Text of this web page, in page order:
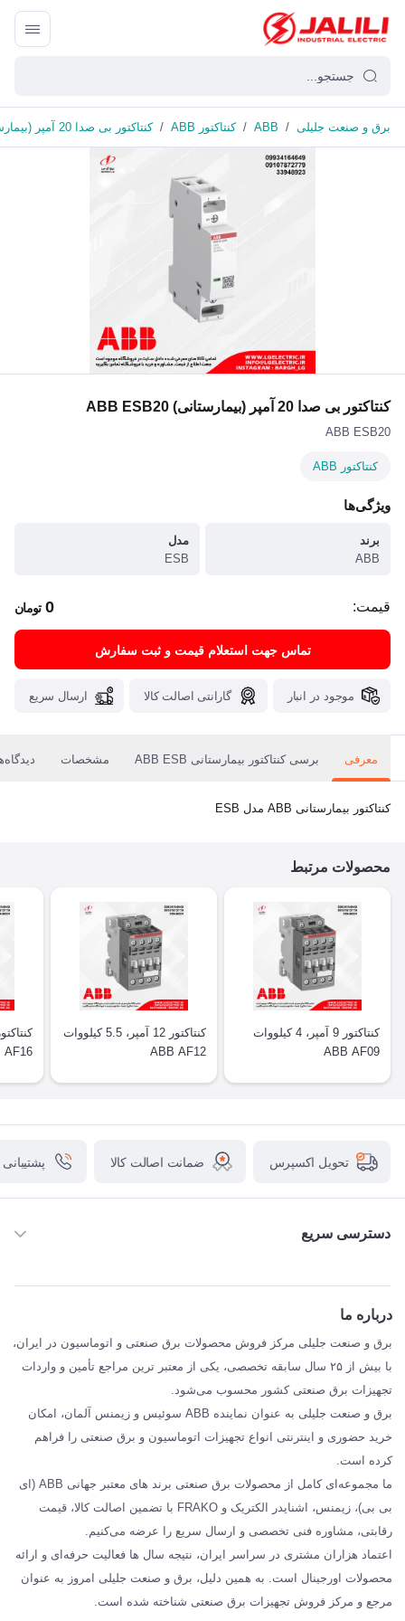
برق و صنعت جلیلی /
ABB
/ کنتاکتور ABB / کنتاکتور بی صدا 20 آمپر (بیمارستانی) ABB ESB20
کنتاکتور بی صدا 20 آمپر (بیمارستانی) ABB ESB20
ABB ESB20
کنتاکتور ABB
ویژگی‌ها
برند
ABB
مدل
ESB
قیمت: 0 تومان
تماس جهت استعلام قیمت و ثبت سفارش
موجود در انبار گارانتی اصالت کالا ارسال سریع
معرفی برسی کنتاکتور بیمارستانی ABB ESB مشخصات
کنتاکتور بیمارستانی ABB مدل ESB
محصولات مرتبط
کنتاکتور 9 آمپر، 4 کیلووات
ABB AF09
کنتاکتور 12 آمپر، 5.5 کیلووات
ABB AF12
AF16
تحویل اکسپرس ضمانت اصالت کالا
دسترسی سریع
SCHNEIDER
فراکو FRAKO
مقالات تخصصی برق صنعتی
درباره ما
برق و صنعت جلیلی مرکز فروش محصولات برق صنعتی و اتوماسیون در ایران،
با بیش از ۲۵ سال سابقه تخصصی، یکی از معتبر ترین مراجع تأمین و واردات
تجهیزات برق صنعتی کشور محسوب می‌شود.
برق و صنعت جلیلی به عنوان نماینده ABB سوئیس و زیمنس آلمان، امکان
خرید حضوری و اینترنتی انواع تجهیزات اتوماسیون و برق صنعتی را فراهم
کرده است.
ما مجموعه‌ای کامل از محصولات برق صنعتی برند های معتبر جهانی ABB (ای
بی بی)، زیمنس، اشنایدر الکتریک و FRAKO با تضمین اصالت کالا، قیمت
رقابتی، مشاوره فنی تخصصی و ارسال سریع را عرضه می‌کنیم.
اعتماد هزاران مشتری در سراسر ایران، نتیجه سال ها فعالیت حرفه‌ای و ارائه
محصولات اورجینال است. به همین دلیل، برق و صنعت جلیلی امروز به عنوان
مرجع و مرکز فروش تجهیزات برق صنعتی شناخته شده است.